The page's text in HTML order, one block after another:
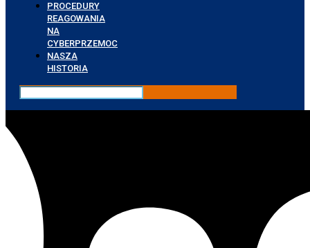
PROCEDURY
REAGOWANIA
NA
CYBERPRZEMOC
NASZA
HISTORIA